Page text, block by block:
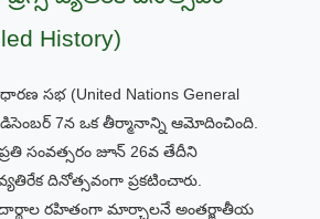
History)
సభ (United Nations General
డిసెంబర్ 7న ఒక తీర్మానాన్ని ఆమోదించింది.
సంవత్సరం జూన్ 26వ తేదీని
దినోత్సవంగా ప్రకటించారు.
రహితంగా మార్చాలనే అంతర్జాతీయ